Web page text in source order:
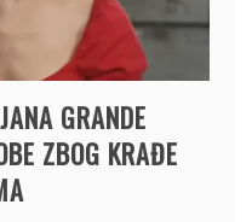
GRANDE
ZBOG KRAĐE